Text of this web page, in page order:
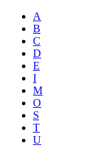
A
B
C
D
E
I
M
O
S
T
U